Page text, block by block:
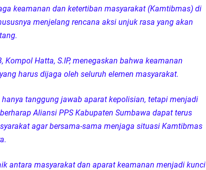
Kawal Prosesi Ngaben di Cilinaya
Apresiasi Relawan Evakuasi Wisatawan Berikan HT
ke-81, Polsek Mataram Bagikan Bendera Merah Putih
Gelar Kegiatan Polmas di Kelurahan Taman Sari Ampenan
Juara III Bulutangkis Kapolri Cup 2026
Wakapolda NTB Gelar Program Polmas di Kelurahan Taman Sari
keamanan dan ketertiban masyarakat (Kamtibmas) di
menjelang rencana aksi unjuk rasa yang akan
Kompol Hatta, S.IP, menegaskan bahwa keamanan
harus dijaga oleh seluruh elemen masyarakat.
tanggung jawab aparat kepolisian, tetapi menjadi
Aliansi PPS Kabupaten Sumbawa dapat terus
agar bersama-sama menjaga situasi Kamtibmas
antara masyarakat dan aparat keamanan menjadi kunci